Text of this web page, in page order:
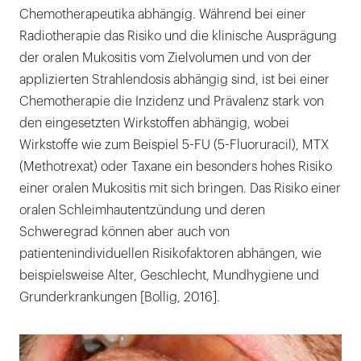
Chemotherapeutika abhängig. Während bei einer
Radiotherapie das Risiko und die klinische Ausprägung
der oralen Mukositis vom Zielvolumen und von der
applizierten Strahlendosis abhängig sind, ist bei einer
Chemotherapie die Inzidenz und Prävalenz stark von
den eingesetzten Wirkstoffen abhängig, wobei
Wirkstoffe wie zum Beispiel 5-FU (5-Fluoruracil), MTX
(Methotrexat) oder Taxane ein besonders hohes Risiko
einer oralen Mukositis mit sich bringen. Das Risiko einer
oralen Schleimhautentzündung und deren
Schweregrad können aber auch von
patientenindividuellen Risikofaktoren abhängen, wie
beispielsweise Alter, Geschlecht, Mundhygiene und
Grunderkrankungen [Bollig, 2016].